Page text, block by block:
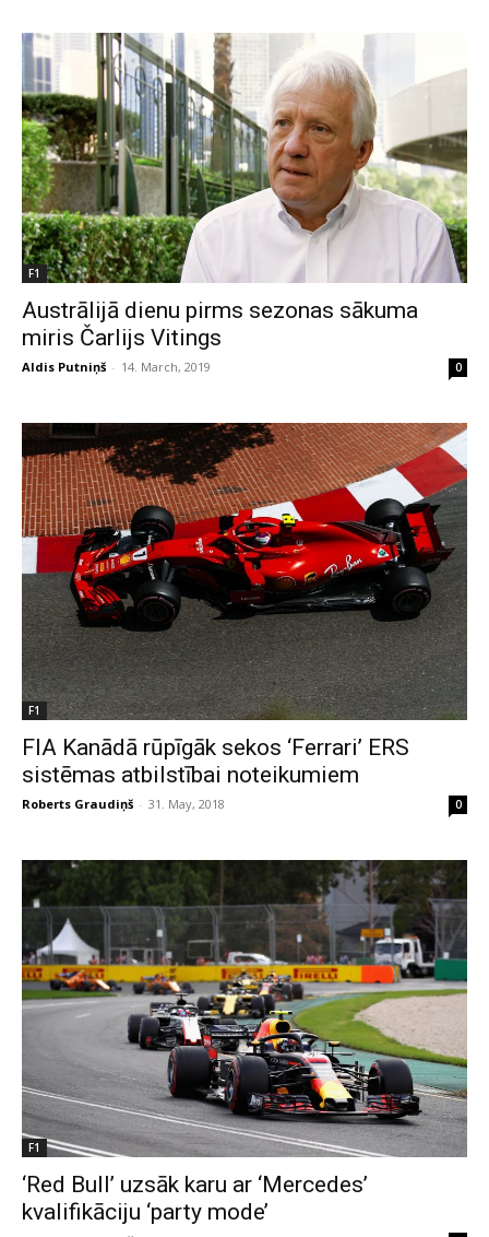
F1
Austrālijā dienu pirms sezonas sākuma
miris Čarlijs Vitings
Aldis Putniņš - 14. March, 2019 0
F1
FIA Kanādā rūpīgāk sekos ‘Ferrari’ ERS
sistēmas atbilstībai noteikumiem
Roberts Graudiņš - 31. May, 2018 0
F1
‘Red Bull’ uzsāk karu ar ‘Mercedes’
kvalifikāciju ‘party mode’